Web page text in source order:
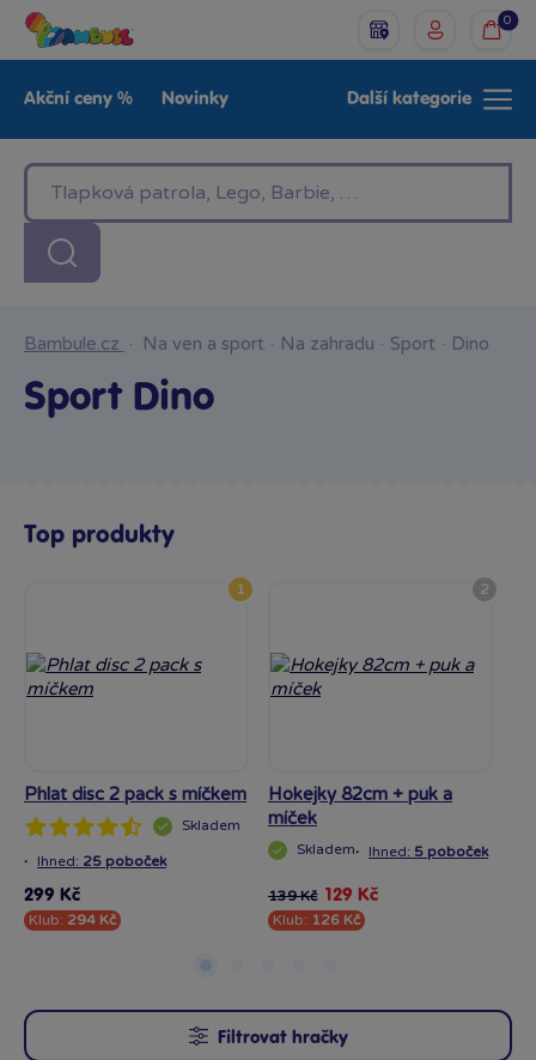
0
Akční ceny % Novinky
LEGO®
Baby Značky
Další kategorie
Bambule.cz · Na ven a sport · Na zahradu · Sport · Dino
Sport Dino
Top produkty
1
Phlat disc 2 pack s míčkem
Skladem
· Ihned: 25 poboček
299 Kč
Klub: 294 Kč
2
Hokejky 82cm + puk a
míček
Skladem· Ihned: 5 poboček
139 Kč 129 Kč
Klub: 126 Kč
Filtrovat hračky